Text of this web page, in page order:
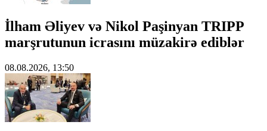
İlham Əliyev və Nikol Paşinyan TRIPP
marşrutunun icrasını müzakirə ediblər
08.08.2026, 13:50